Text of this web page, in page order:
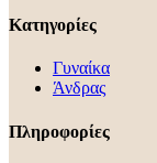
Κατηγορίες
Γυναίκα
Άνδρας
Πληροφορίες